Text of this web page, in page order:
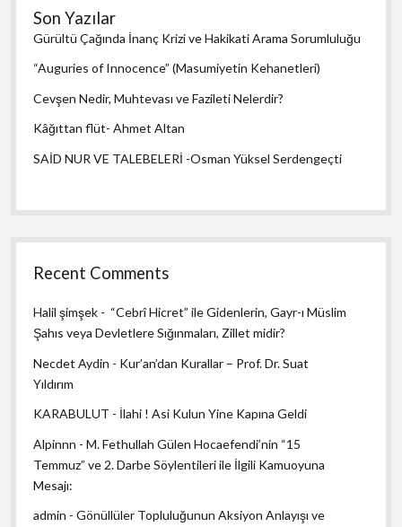
Son Yazılar
Gürültü Çağında İnanç Krizi ve Hakikati Arama Sorumluluğu
“Auguries of Innocence” (Masumiyetin Kehanetleri)
Cevşen Nedir, Muhtevası ve Fazileti Nelerdir?
Kâğıttan flüt- Ahmet Altan
SAİD NUR VE TALEBELERİ -Osman Yüksel Serdengeçti
Recent Comments
Halil şimşek - “Cebrî Hicret” ile Gidenlerin, Gayr-ı Müslim
Şahıs veya Devletlere Sığınmaları, Zillet midir?
Necdet Aydin - Kur’an’dan Kurallar – Prof. Dr. Suat
Yıldırım
KARABULUT - İlahi ! Asi Kulun Yine Kapına Geldi
Alpinnn -M. Fethullah Gülen Hocaefendi’nin “15
Temmuz” ve 2. Darbe Söylentileri ile İlgili Kamuoyuna
Mesajı:
admin -Gönüllüler Topluluğunun Aksiyon Anlayışı ve